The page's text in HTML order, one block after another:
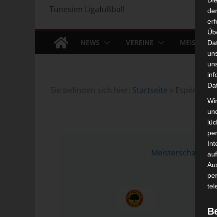
Tunesien Ligafußball
NEWS VEREINE
Sie befinden sich hier: Startseite » Espérance
Meisterschaft